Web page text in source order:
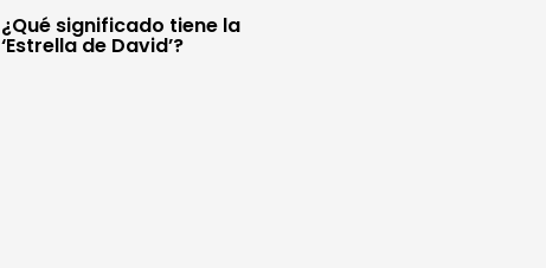
¿Qué significado tiene la
‘Estrella de David’?